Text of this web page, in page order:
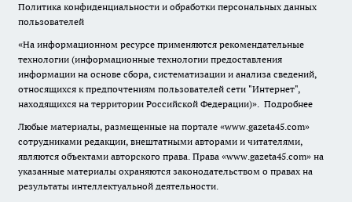
Политика конфиденциальности и обработки персональных данных
пользователей
«На информационном ресурсе применяются рекомендательные
технологии (информационные технологии предоставления
информации на основе сбора, систематизации и анализа сведений,
относящихся к предпочтениям пользователей сети "Интернет",
находящихся на территории Российской Федерации)». Подробнее
Любые материалы, размещенные на портале «www.gazeta45.com»
сотрудниками редакции, внештатными авторами и читателями,
являются объектами авторского права. Права «www.gazeta45.com» на
указанные материалы охраняются законодательством о правах на
результаты интеллектуальной деятельности.